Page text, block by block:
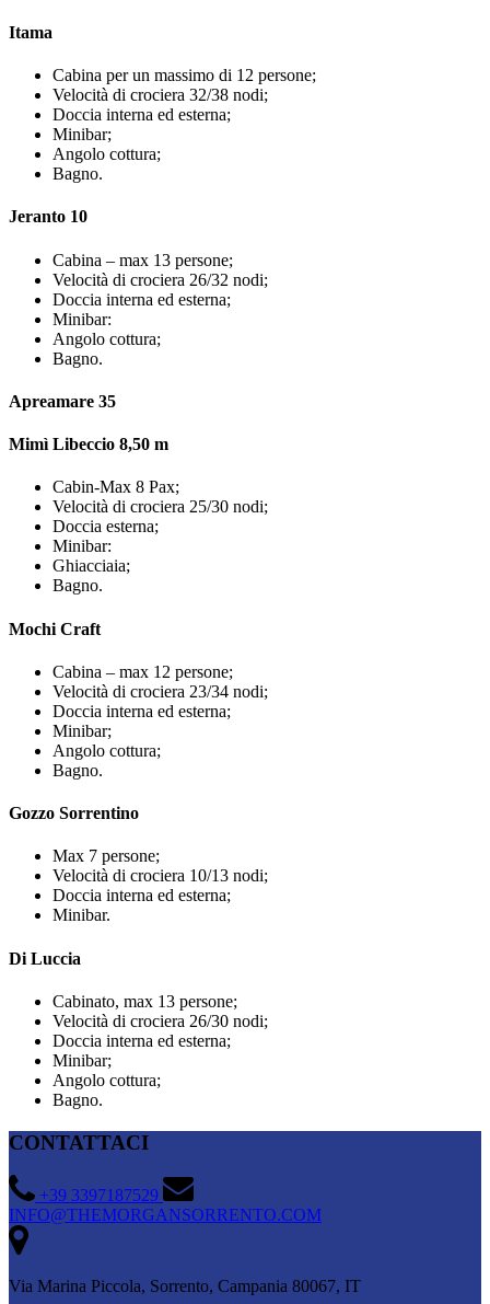
Itama
Cabina per un massimo di 12 persone;
Velocità di crociera 32/38 nodi;
Doccia interna ed esterna;
Minibar;
Angolo cottura;
Bagno.
Jeranto 10
Cabina – max 13 persone;
Velocità di crociera 26/32 nodi;
Doccia interna ed esterna;
Minibar:
Angolo cottura;
Bagno.
Apreamare 35
Mimì Libeccio 8,50 m
Cabin-Max 8 Pax;
Velocità di crociera 25/30 nodi;
Doccia esterna;
Minibar:
Ghiacciaia;
Bagno.
Mochi Craft
Cabina – max 12 persone;
Velocità di crociera 23/34 nodi;
Doccia interna ed esterna;
Minibar;
Angolo cottura;
Bagno.
Gozzo Sorrentino
Max 7 persone;
Velocità di crociera 10/13 nodi;
Doccia interna ed esterna;
Minibar.
Di Luccia
Cabinato, max 13 persone;
Velocità di crociera 26/30 nodi;
Doccia interna ed esterna;
Minibar;
Angolo cottura;
Bagno.
CONTATTACI
+39 3397187529
INFO@THEMORGANSORRENTO.COM
Via Marina Piccola, Sorrento, Campania 80067, IT